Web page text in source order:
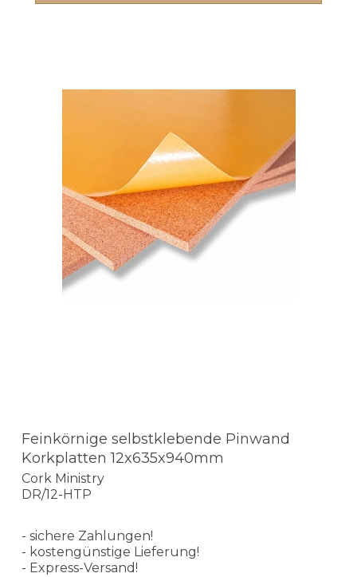
Feinkörnige selbstklebende Pinwand
Korkplatten 12x635x940mm
Cork Ministry
DR/12-HTP
- sichere Zahlungen!
- kostengünstige Lieferung!
- Express-Versand!